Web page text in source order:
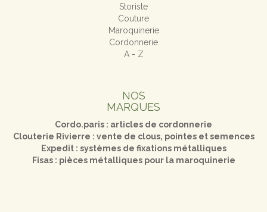
Storiste
Couture
Maroquinerie
Cordonnerie
A - Z
NOS
MARQUES
Cordo.paris : articles de cordonnerie
Clouterie Rivierre : vente de clous, pointes et semences
Expedit : systèmes de fixations métalliques
Fisas : pièces métalliques pour la maroquinerie